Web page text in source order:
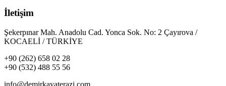
İletişim
Şekerpınar Mah. Anadolu Cad. Yonca Sok. No: 2 Çayırova /
KOCAELİ / TÜRKİYE
+90 (262) 658 02 28
+90 (532) 488 55 56
info@demirkayaterazi.com